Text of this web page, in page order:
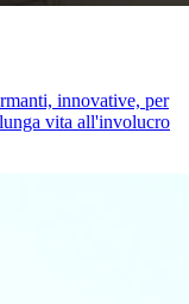
innovative, per
vita all'involucro